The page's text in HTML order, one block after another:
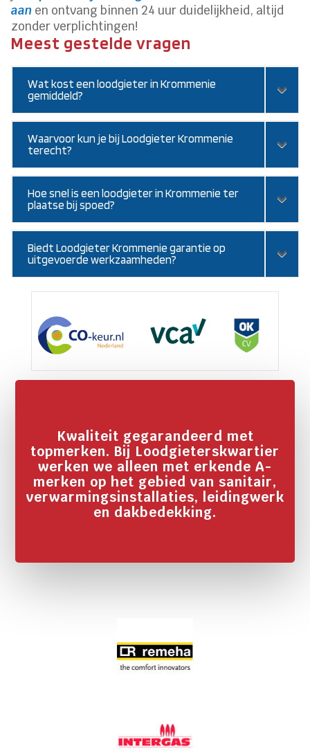
aan en ontvang binnen 24 uur duidelijkheid, altijd
zonder verplichtingen!
Meest gestelde vragen
Wat kost een loodgieter in Krommenie
gemiddeld?
Waarvoor kun je bij Loodgieter Krommenie
terecht?
Hoe snel is een loodgieter in Krommenie ter
plaatse bij spoed?
Biedt Loodgieter Krommenie garantie op
uitgevoerde werkzaamheden?
Kwaliteit gegarandeerd met
topmerken. Bij Loodgieterskwartier
werken we alleen met erkende A-
merken op het gebied van sanitair,
verwarmingsinstallaties, leidingwerk
en dakbedekking.